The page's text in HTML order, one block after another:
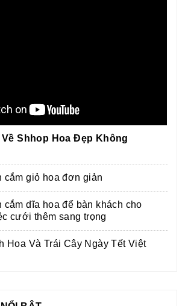
Shhop Hoa Đẹp Không
cắm giỏ hoa đơn giản
dĩa hoa để bàn khách cho
cưới thêm sang trọng
Hoa Và Trái Cây Ngày Tết Việt